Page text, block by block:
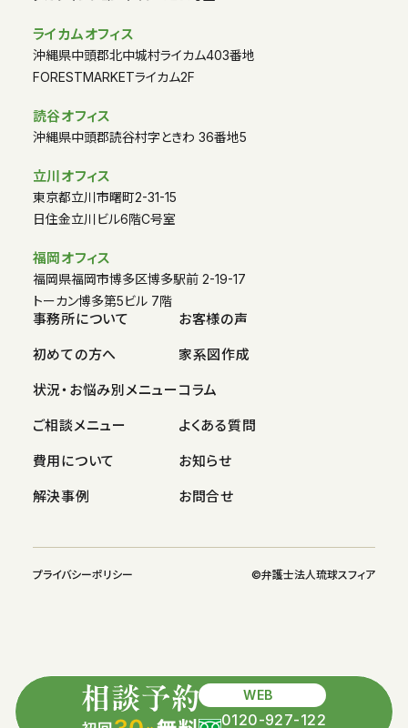
ライカムオフィス
沖縄県中頭郡北中城村ライカム403番地
FORESTMARKETライカム2F
読谷オフィス
沖縄県中頭郡読谷村字ときわ 36番地5
立川オフィス
東京都立川市曙町2-31-15
日住金立川ビル6階C号室
福岡オフィス
福岡県福岡市博多区博多駅前 2-19-17
トーカン博多第5ビル 7階
事務所について
初めての方へ
状況・お悩み別メニュー
ご相談メニュー
費用について
解決事例
お客様の声
家系図作成
コラム
よくある質問
お知らせ
お問合せ
プライバシーポリシー ©︎弁護士法人琉球スフィア
WEB
0120-927-122